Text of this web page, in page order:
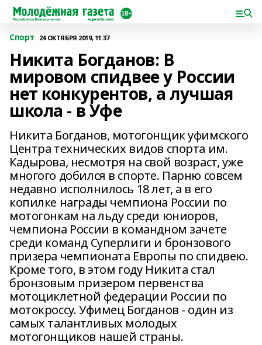
Спорт 24 ОКТЯБРЯ 2019, 11:37
Никита Богданов: В
мировом спидвее у России
нет конкурентов, а лучшая
школа - в Уфе
Никита Богданов, мотогонщик уфимского
Центра технических видов спорта им.
Кадырова, несмотря на свой возраст, уже
многого добился в спорте. Парню совсем
недавно исполнилось 18 лет, а в его
копилке награды чемпиона России по
мотогонкам на льду среди юниоров,
чемпиона России в командном зачете
среди команд Суперлиги и бронзового
призера чемпионата Европы по спидвею.
Кроме того, в этом году Никита стал
бронзовым призером первенства
мотоциклетной федерации России по
мотокроссу. Уфимец Богданов - один из
самых талантливых молодых
мотогонщиков нашей страны.